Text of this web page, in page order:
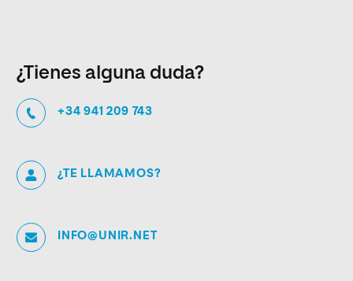
¿Tienes alguna duda?
+34 941 209 743
¿TE LLAMAMOS?
INFO@UNIR.NET